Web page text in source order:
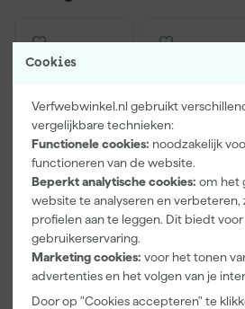
Cookies
Verfwebwinkel.nl gebruikt
vergelijkbare technieken:
Functionele cookies: noodzakelijk
functioneren van de website.
Beperkt analytische cookies: om het
website te analyseren en
profielen aan te leggen. Dit biedt
gebruikerservaring.
Marketing cookies: voor het tonen
advertenties en het volgen van je
Door op "Cookies accepteren" te
Paintura
Lucamax
Washi tape -
50mx24mm
Morgen
Farrow & Ball
F&B
r
Morgen